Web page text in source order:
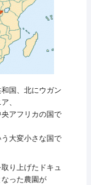
国、北にウガン
、
アフリカの国で
大変小さな国で
り上げたドキュ
った農園が